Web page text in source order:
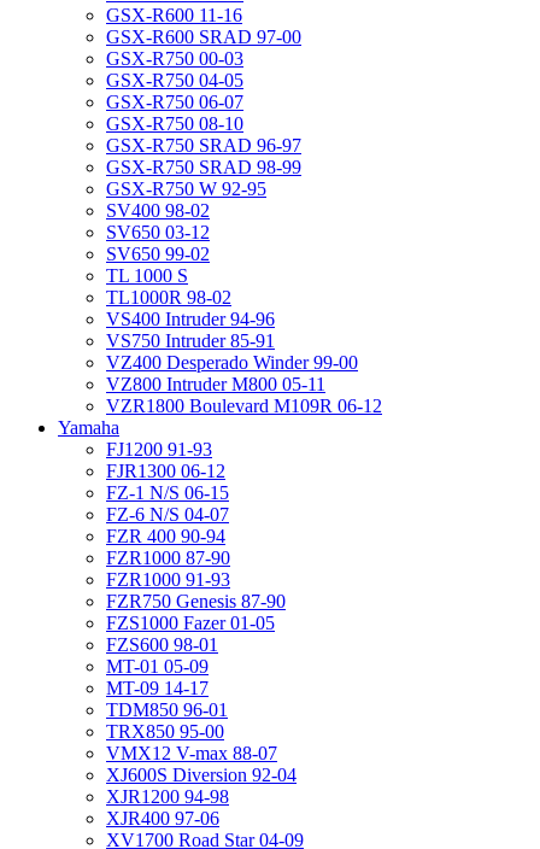
GSX-R600 11-16
GSX-R600 SRAD 97-00
GSX-R750 00-03
GSX-R750 04-05
GSX-R750 06-07
GSX-R750 08-10
GSX-R750 SRAD 96-97
GSX-R750 SRAD 98-99
GSX-R750 W 92-95
SV400 98-02
SV650 03-12
SV650 99-02
TL 1000 S
TL1000R 98-02
VS400 Intruder 94-96
VS750 Intruder 85-91
VZ400 Desperado Winder 99-00
VZ800 Intruder M800 05-11
VZR1800 Boulevard M109R 06-12
Yamaha
FJ1200 91-93
FJR1300 06-12
FZ-1 N/S 06-15
FZ-6 N/S 04-07
FZR 400 90-94
FZR1000 87-90
FZR1000 91-93
FZR750 Genesis 87-90
FZS1000 Fazer 01-05
FZS600 98-01
MT-01 05-09
MT-09 14-17
TDM850 96-01
TRX850 95-00
VMX12 V-max 88-07
XJ600S Diversion 92-04
XJR1200 94-98
XJR400 97-06
XV1700 Road Star 04-09